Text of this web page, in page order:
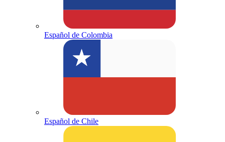
Español de Colombia
Español de Chile